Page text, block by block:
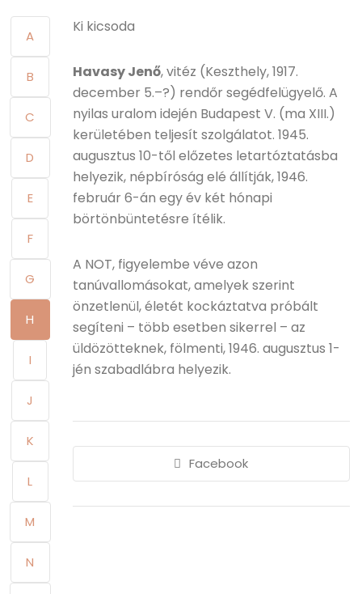
A
B
C
D
E
F
G
H
I
J
K
L
M
N
Ki kicsoda
Havasy Jenő, vitéz (Keszthely, 1917.
december 5.–?) rendőr segédfelügyelő. A
nyilas uralom idején Budapest V. (ma XIII.)
kerületében teljesít szolgálatot. 1945.
augusztus 10-től előzetes letartóztatásba
helyezik, népbíróság elé állítják, 1946.
február 6-án egy év két hónapi
börtönbüntetésre ítélik.
A NOT, figyelembe véve azon
tanúvallomásokat, amelyek szerint
önzetlenül, életét kockáztatva próbált
segíteni – több esetben sikerrel – az
üldözötteknek, fölmenti, 1946. augusztus 1-
jén szabadlábra helyezik.
Facebook